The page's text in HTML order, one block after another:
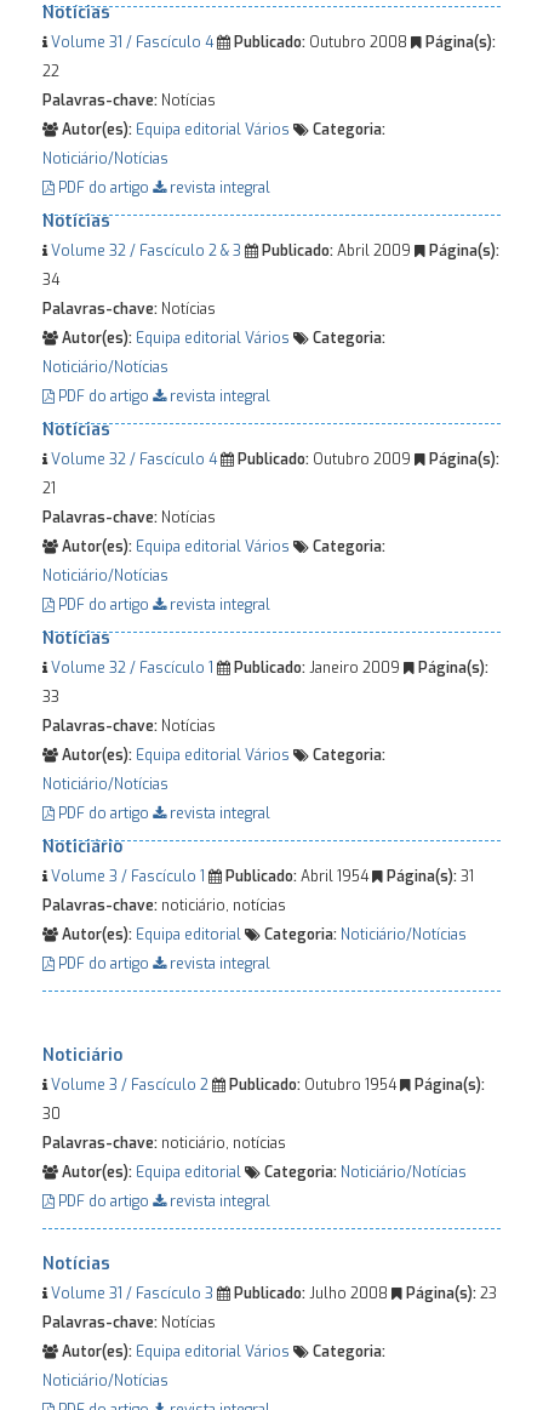
Notícias
Volume 31 / Fascículo 4 Publicado: Outubro 2008
Página(s):
22
Palavras-chave: Notícias
Autor(es): Equipa editorialVários
Categoria:
Noticiário/Notícias
PDF do artigo
revista integral
Notícias
Volume 32 / Fascículo 2 & 3 Publicado:Abril 2009
Página(s):
34
Palavras-chave: Notícias
Autor(es): Equipa editorialVários
Categoria:
Noticiário/Notícias
PDF do artigo
revista integral
Notícias
Volume 32 / Fascículo 4 Publicado: Outubro 2009
Página(s):
21
Palavras-chave: Notícias
Autor(es): Equipa editorialVários
Categoria:
Noticiário/Notícias
PDF do artigo
revista integral
Notícias
Volume 32 / Fascículo 1 Publicado:Janeiro 2009
Página(s):
33
Palavras-chave: Notícias
Autor(es): Equipa editorialVários
Categoria:
Noticiário/Notícias
PDF do artigo
revista integral
Noticiário
Volume 3 / Fascículo 1 Publicado:Abril 1954 Página(s):31
Palavras-chave: noticiário, notícias
Autor(es): Equipa editorial Categoria: Noticiário/Notícias
PDF do artigo
revista integral
Noticiário
Volume 3 / Fascículo 2 Publicado: Outubro 1954
Página(s):
30
Palavras-chave: noticiário, notícias
Autor(es): Equipa editorial Categoria: Noticiário/Notícias
PDF do artigo
revista integral
Notícias
Volume 31 / Fascículo 3 Publicado:Julho 2008 Página(s):23
Palavras-chave: Notícias
Autor(es): Equipa editorialVários
Categoria:
Noticiário/Notícias